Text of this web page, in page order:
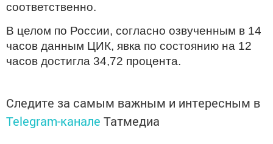
соответственно.
В целом по России, согласно озвученным в 14
часов данным ЦИК, явка по состоянию на 12
часов достигла 34,72 процента.
Следите за самым важным и интересным в
Telegram-канале Татмедиа